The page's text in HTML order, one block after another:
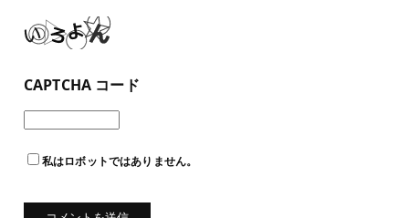
CAPTCHA コード
私はロボットではありません。